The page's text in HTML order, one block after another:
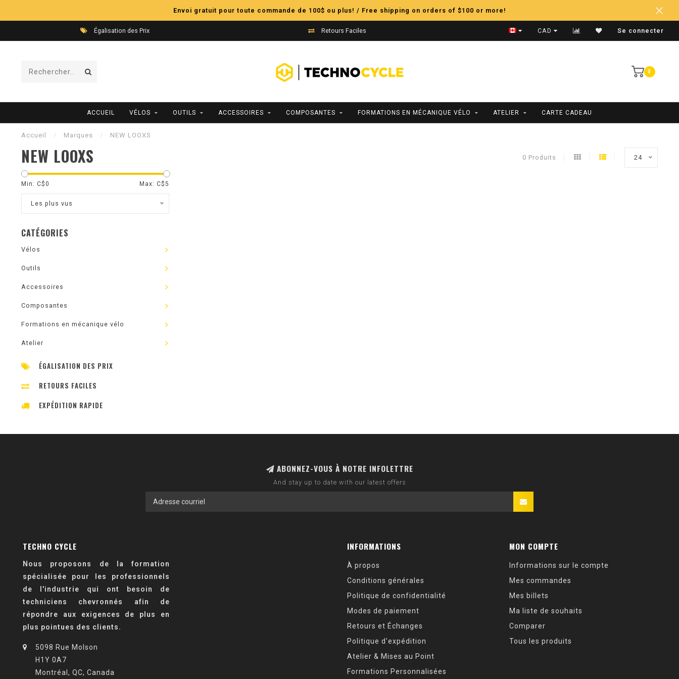
Envoi gratuit pour toute commande de 100$ ou plus! / Free shipping on orders of $100 or more!
Égalisation des Prix Retours Faciles Expédition Rapide
CAD Se connecter
0
ACCUEIL VÉLOS OUTILS ACCESSOIRES COMPOSANTES FORMATIONS EN MÉCANIQUE VÉLO ATELIER CARTE CADEAU
Accueil / Marques / NEW LOOXS
NEW LOOXS 0 Produits 24
Min: C$0 Max: C$5
Les plus vus
CATÉGORIES
Vélos
Outils
Accessoires
Composantes
Formations en mécanique vélo
Atelier
ÉGALISATION DES PRIX
RETOURS FACILES
EXPÉDITION RAPIDE
ABONNEZ-VOUS À NOTRE INFOLETTRE
And stay up to date with our latest offers
TECHNO CYCLE
Nous proposons de la formation
spécialisée pour les professionnels
de l'industrie qui ont besoin de
techniciens chevronnés afin de
répondre aux exigences de plus en
plus pointues des clients.
5098 Rue Molson
H1Y 0A7
Montréal, QC, Canada
INFORMATIONS
À propos
Conditions générales
Politique de confidentialité
Modes de paiement
Retours et Échanges
Politique d’expédition
Atelier & Mises au Point
Formations Personnalisées
MON COMPTE
Informations sur le compte
Mes commandes
Mes billets
Ma liste de souhaits
Comparer
Tous les produits